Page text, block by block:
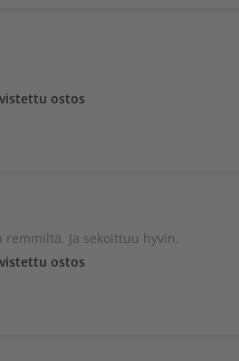
ostos
Ja sekoittuu hyvin.
ostos